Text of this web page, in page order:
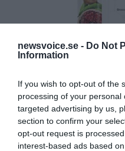
newsvoice.se - Do Not
Information
If you wish to opt-out of the
processing of your
targeted advertising by us,
section to confirm your
opt-out request is
interest-based ads based